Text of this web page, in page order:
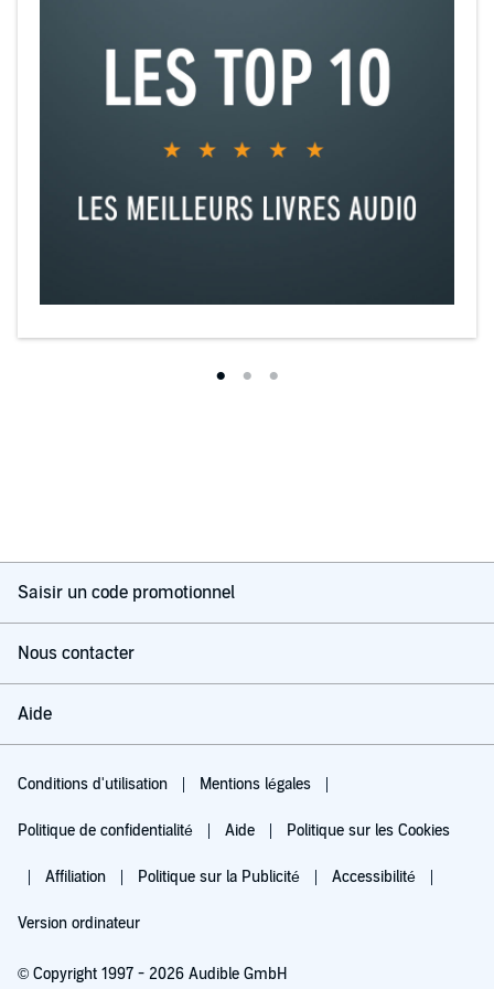
Saisir un code promotionnel
Nous contacter
Aide
Conditions d'utilisation Mentions légales
Politique de confidentialité Aide Politique sur les Cookies
Affiliation Politique sur la Publicité Accessibilité
Version ordinateur
© Copyright 1997 - 2026 Audible GmbH